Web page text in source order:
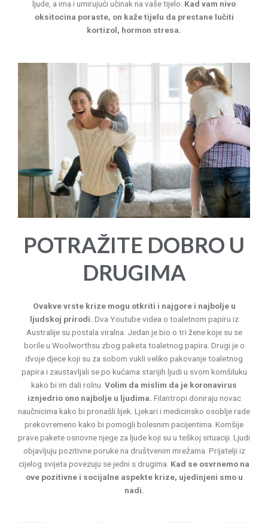
ljude, a ima i umirujući učinak na vaše tijelo. Kad vam nivo
oksitocina poraste, on kaže tijelu da prestane lučiti
kortizol, hormon stresa.
POTRAŽITE DOBRO U
DRUGIMA
Ovakve vrste krize mogu otkriti i najgore i najbolje u
ljudskoj prirodi. Dva Youtube videa o toaletnom papiru iz
Australije su postala viralna. Jedan je bio o tri žene koje su se
borile u Woolworthsu zbog paketa toaletnog papira. Drugi je o
dvoje djece koji su za sobom vukli veliko pakovanje toaletnog
papira i zaustavljali se po kućama starijih ljudi u svom komšiluku
kako bi im dali rolnu. Volim da mislim da je koronavirus
iznjedrio ono najbolje u ljudima. Filantropi doniraju novac
naučnicima kako bi pronašli lijek. Ljekari i medicinsko osoblje rade
prekovremeno kako bi pomogli bolesnim pacijentima. Komšije
prave pakete osnovne njege za ljude koji su u teškoj situaciji. Ljudi
objavljuju pozitivne poruke na društvenim mrežama. Prijatelji iz
cijelog svijeta povezuju se jedni s drugima. Kad se osvrnemo na
ove pozitivne i socijalne aspekte krize, ujedinjeni smo u
nadi.